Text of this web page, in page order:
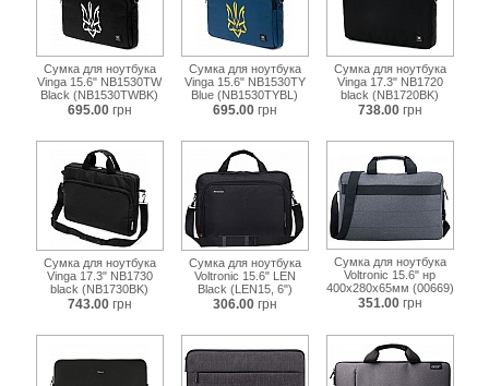
Сумка для ноутбука
Vinga 15.6" NB1530TW
Black (NB1530TWBK)
695.00 грн
Сумка для ноутбука
Vinga 15.6" NB1530TY
Blue (NB1530TYBL)
695.00 грн
Сумка для ноутбука
Vinga 17.3" NB1720
black (NB1720BK)
738.00 грн
Сумка для ноутбука
Vinga 17.3" NB1730
black (NB1730BK)
743.00 грн
Сумка для ноутбука
Voltronic 15.6" LEN
Black (LEN15, 6")
306.00 грн
Сумка для ноутбука
Voltronic 15.6" нр
400х280х65мм (00669)
351.00 грн